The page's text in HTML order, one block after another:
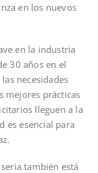
en los nuevos
en la industria
30 años en el
necesidades
mejores prácticas
lleguen a la
es esencial para
también está